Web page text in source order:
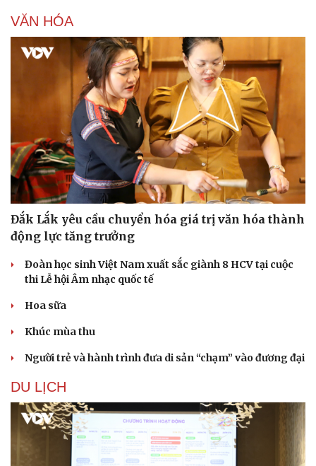
VĂN HÓA
Đắk Lắk yêu cầu chuyển hóa giá trị văn hóa thành
động lực tăng trưởng
Đoàn học sinh Việt Nam xuất sắc giành 8 HCV tại cuộc
thi Lễ hội Âm nhạc quốc tế
Hoa sữa
Khúc mùa thu
Người trẻ và hành trình đưa di sản “chạm” vào đương đại
DU LỊCH